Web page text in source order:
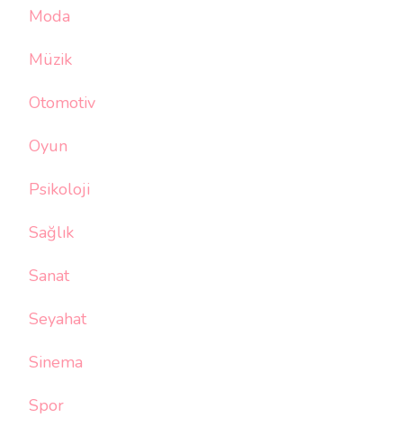
Moda
Müzik
Otomotiv
Oyun
Psikoloji
Sağlık
Sanat
Seyahat
Sinema
Spor